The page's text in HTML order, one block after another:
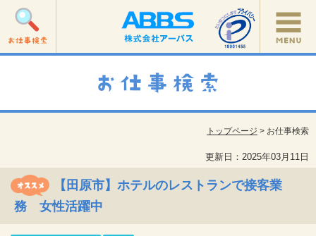
トップページ > お仕事検索
更新日：2025年03月11日
【田原市】ホテルのレストランで接客業
務 女性活躍中